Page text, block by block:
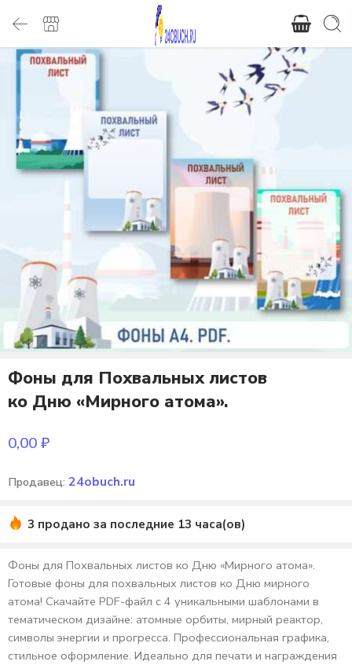
Фоны для Похвальных листов
ко Дню «Мирного атома».
0,00₽
Продавец: 24obuch.ru
3 продано за последние 13 часа(ов)
Фоны для Похвальных листов ко Дню «Мирного атома».
Готовые фоны для похвальных листов ко Дню мирного
атома! Скачайте PDF-файл с 4 уникальными шаблонами в
тематическом дизайне: атомные орбиты, мирный реактор,
символы энергии и прогресса. Профессиональная графика,
стильное оформление. Идеально для печати и награждения